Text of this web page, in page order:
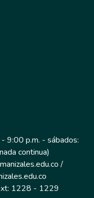
9:00 p.m. - sábados:
continua)
/
1228 - 1229